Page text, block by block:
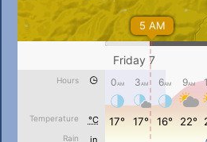
#PipIvanToday ...
pimrec_project